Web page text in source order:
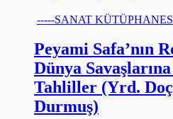
-----SANAT
Peyami Safa’nın
Dünya
Tahliller (Yrd.
Durmuş)